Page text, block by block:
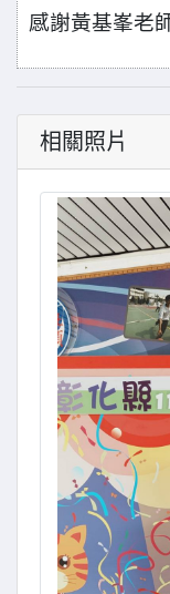
感謝黃基峯老
相關照片